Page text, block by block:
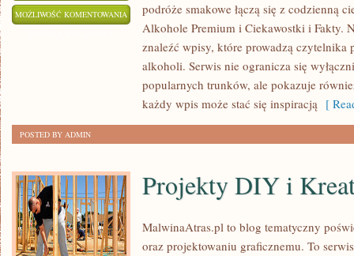
MOŻLIWOŚĆ KOMENTOWANIA KULTURA
TRADYCJE
PICIE
podróże smakowe łączą się z codzienną
Alkohole Premium i Ciekawostki i Fakty.
znaleźć wpisy, które prowadzą czytelnika
alkoholi. Serwis nie ogranicza się
popularnych trunków, ale pokazuje
każdy wpis może stać się inspiracją [
POSTED BY ADMIN
Projekty DIY i
MalwinaAtras.pl to blog tematyczny
oraz projektowaniu graficznemu. To